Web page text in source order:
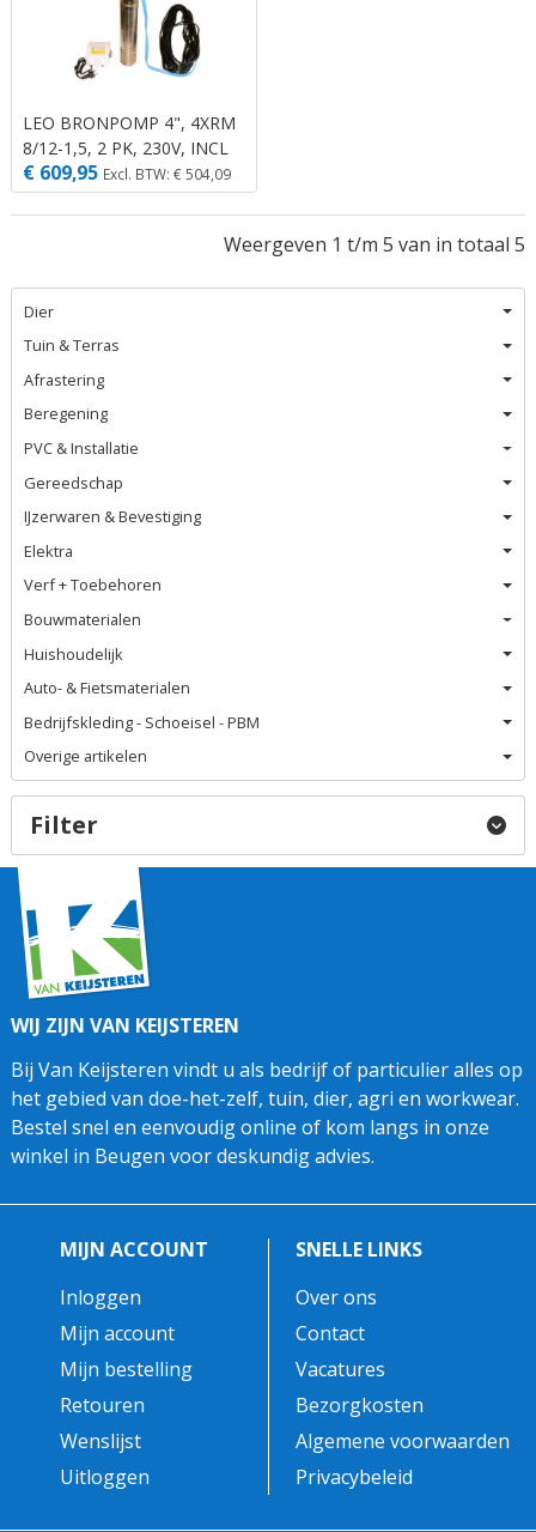
Dier
Tuin & Terras
Afrastering
Beregening
PVC & Installatie
Gereedschap
IJzerwaren & Bevestiging
Elektra
Verf + Toebehoren
Bouwmaterialen
Huishoudelijk
Auto- & Fietsmaterialen
Bedrijfskleding - Schoeisel - PBM
Overige artikelen
Filter
LEO BRONPOMP 4", 4XRM
8/12-1,5, 2 PK, 230V, INCL
SCHAKELKAST
€ 609,95 Excl. BTW: € 504,09
Weergeven 1 t/m 5 van in totaal 5
WIJ ZIJN VAN KEIJSTEREN
Bij Van Keijsteren vindt u als bedrijf of particulier alles op
het gebied van doe-het-zelf, tuin, dier, agri en workwear.
Bestel snel en eenvoudig online of kom langs in onze
winkel in Beugen voor deskundig advies.
MIJN ACCOUNT
Inloggen
Mijn account
Mijn bestelling
Retouren
Wenslijst
Uitloggen
SNELLE LINKS
Over ons
Contact
Vacatures
Bezorgkosten
Algemene voorwaarden
Privacybeleid